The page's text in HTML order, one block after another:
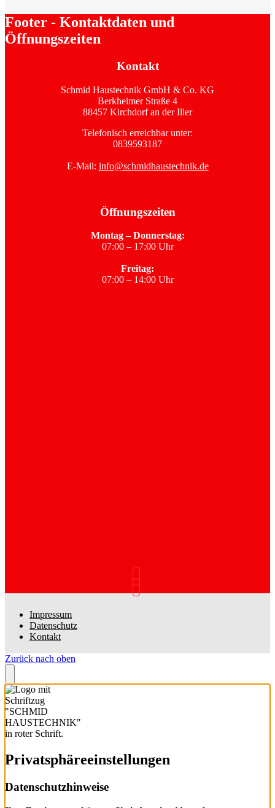
Footer - Kontaktdaten und
Öffnungszeiten
Kontakt
Schmid Haustechnik GmbH & Co. KG
Berkheimer Straße 4
88457 Kirchdorf an der Iller
Telefonisch erreichbar unter:
0839593187
E-Mail: info@schmidhaustechnik.de
Öffnungszeiten
Montag – Donnerstag:
07:00 – 17:00 Uhr
Freitag:
07:00 – 14:00 Uhr
Impressum
Datenschutz
Kontakt
Zurück nach oben
Privatsphäre­einstellungen
Datenschutzhinweise